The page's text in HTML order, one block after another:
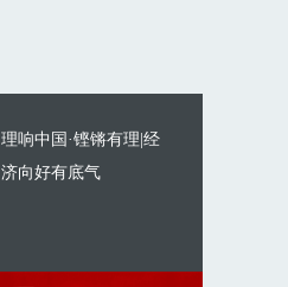
理响中国·铿锵有理|经
济向好有底气